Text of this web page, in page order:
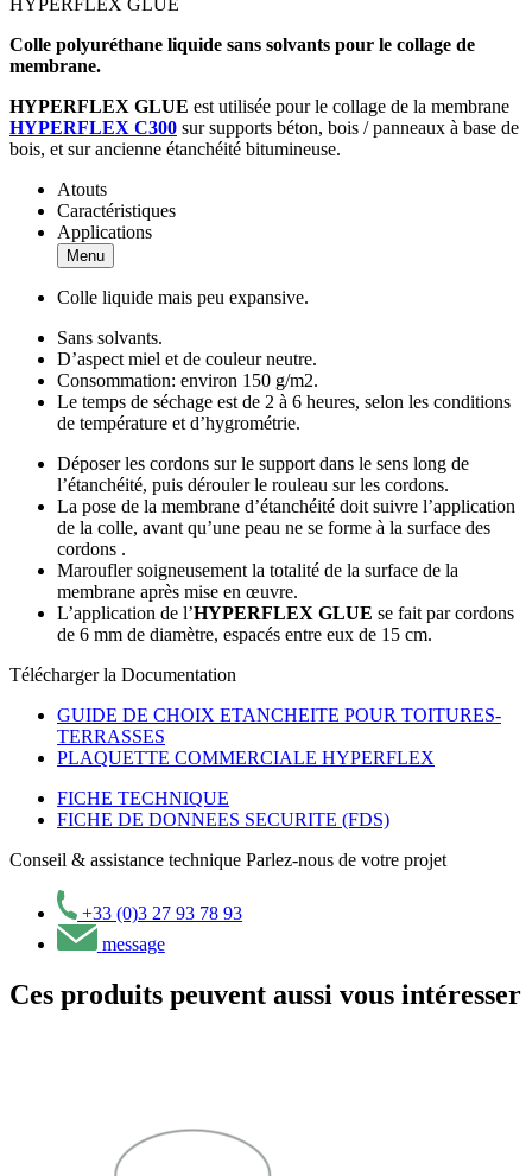
HYPERFLEX GLUE
Colle polyuréthane liquide sans solvants pour le collage de
membrane.
HYPERFLEX GLUE est utilisée pour le collage de la membrane
HYPERFLEX C300 sur supports béton, bois / panneaux à base de
bois, et sur ancienne étanchéité bitumineuse.
Atouts
Caractéristiques
Applications
Menu
Colle liquide mais peu expansive.
Sans solvants.
D’aspect miel et de couleur neutre.
Consommation: environ 150 g/m2.
Le temps de séchage est de 2 à 6 heures, selon les conditions
de température et d’hygrométrie.
Déposer les cordons sur le support dans le sens long de
l’étanchéité, puis dérouler le rouleau sur les cordons.
La pose de la membrane d’étanchéité doit suivre l’application
de la colle, avant qu’une peau ne se forme à la surface des
cordons .
Maroufler soigneusement la totalité de la surface de la
membrane après mise en œuvre.
L’application de l’HYPERFLEX GLUE se fait par cordons
de 6 mm de diamètre, espacés entre eux de 15 cm.
Télécharger la Documentation
GUIDE DE CHOIX ETANCHEITE POUR TOITURES-
TERRASSES
PLAQUETTE COMMERCIALE HYPERFLEX
FICHE TECHNIQUE
FICHE DE DONNEES SECURITE (FDS)
Conseil & assistance technique Parlez-nous de votre projet
+33 (0)3 27 93 78 93
message
Ces produits peuvent aussi vous intéresser